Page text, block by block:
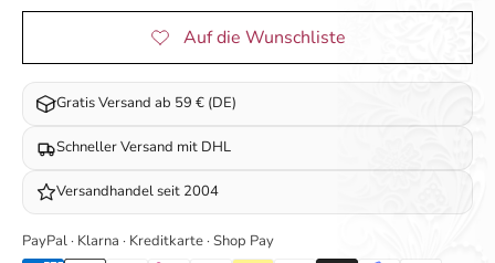
Gratis Versand ab 59 € (DE)
Schneller Versand mit DHL
Versandhandel seit 2004
PayPal · Klarna · Kreditkarte · Shop Pay